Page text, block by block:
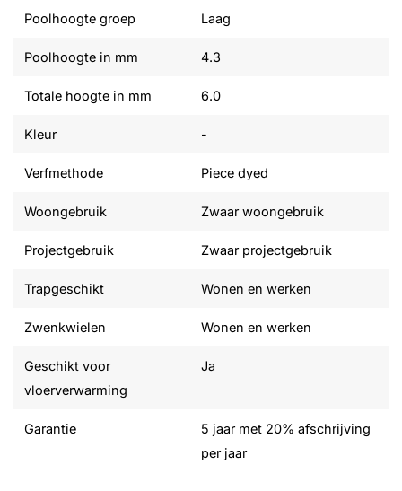
Poolhoogte groep Laag
Poolhoogte in mm 4.3
Totale hoogte in mm 6.0
Kleur -
Verfmethode Piece dyed
Woongebruik Zwaar woongebruik
Projectgebruik Zwaar projectgebruik
Trapgeschikt Wonen en werken
Zwenkwielen Wonen en werken
Geschikt voor
vloerverwarming
Ja
Garantie
5 jaar met 20% afschrijving
per jaar